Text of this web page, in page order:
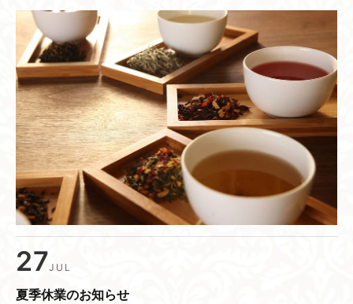
27JUL
夏季休業の​お知らせ